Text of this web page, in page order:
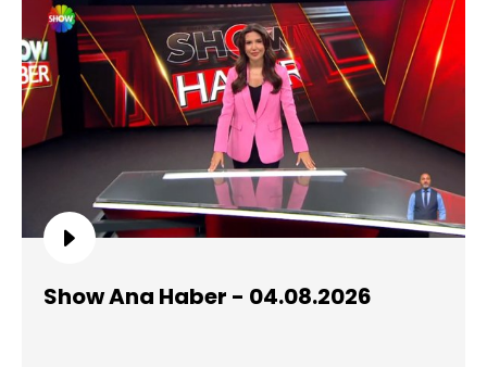
Show Ana Haber - 04.08.2026